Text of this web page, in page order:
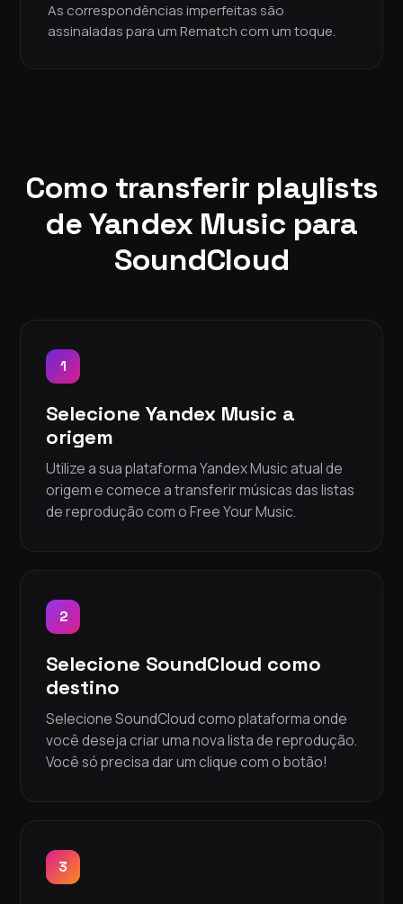
As correspondências imperfeitas são
assinaladas para um Rematch com um toque.
Como transferir playlists
de Yandex Music para
SoundCloud
1
Selecione Yandex Music a
origem
Utilize a sua plataforma Yandex Music atual de
origem e comece a transferir músicas das listas
de reprodução com o Free Your Music.
2
Selecione SoundCloud como
destino
Selecione SoundCloud como plataforma onde
você deseja criar uma nova lista de reprodução.
Você só precisa dar um clique com o botão!
3